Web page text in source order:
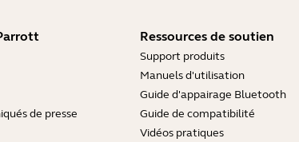
de presse
Ressources de soutien
Support produits
Manuels d'utilisation
Guide d'appairage Bluetooth
Guide de compatibilité
Vidéos pratiques